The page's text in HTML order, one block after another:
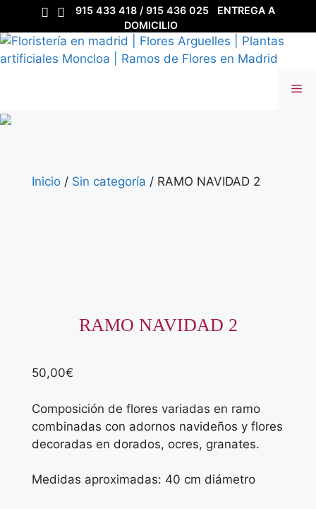
contenido
915 433 418 / 915 436 025
ENTREGA A
DOMICILIO
Inicio / Sin categoría / RAMO NAVIDAD 2
RAMO NAVIDAD 2
50,00€
Composición de flores variadas en ramo
combinadas con adornos navideños y flores
decoradas en dorados, ocres, granates.
Medidas aproximadas: 40 cm diámetro